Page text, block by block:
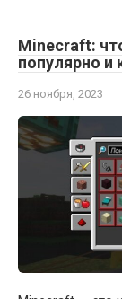
Minecraft:
популярно и
26 ноября, 2023